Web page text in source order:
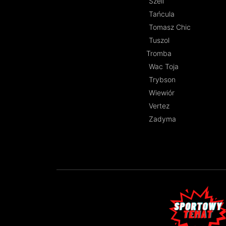
Tańcula
Tomasz Chic
Tuszol
Tromba
Wac Toja
Trybson
Wiewiór
Vertez
Zadyma